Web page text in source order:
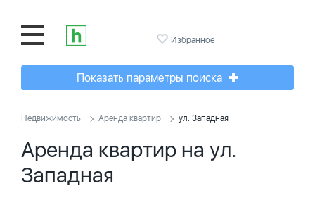
Избранное
Показать параметры поиска
Недвижимость Аренда квартир ул. Западная
Аренда квартир на ул.
Западная